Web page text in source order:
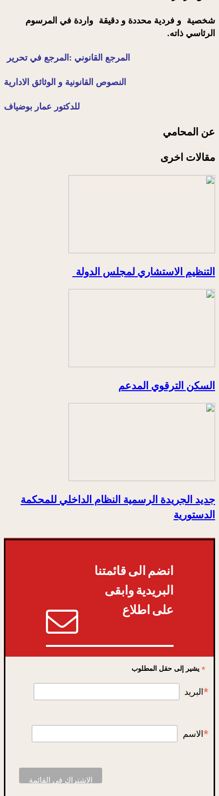
شخصية و فردية محددة و دقيقة واردة في المرسوم
الرئاسي ذاته.
المرجع القانوني :المرجع في تحرير
النصوص القانونية و الوثائق الادارية
للدكتور عمار بوضياف
عن المحامي
مقالات اخرى
التنظيم الاستشاري لمجلس الدولة
السكن الترقوي المدعم
جديد الجريدة الرسمية النظام الداخلي للمحكمة
الدستورية
انضم الى قائمتنا
البريدية وابقى
على اطلاع
*يشير إلى حقل المطلوب
* البريد
* الاسم